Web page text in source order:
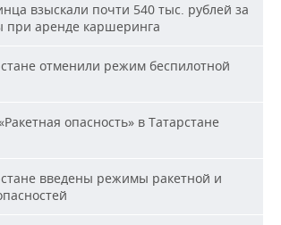
взыскали почти 540 тыс. рублей за
аренде каршеринга
отменили режим беспилотной
опасность» в Татарстане
введены режимы ракетной и